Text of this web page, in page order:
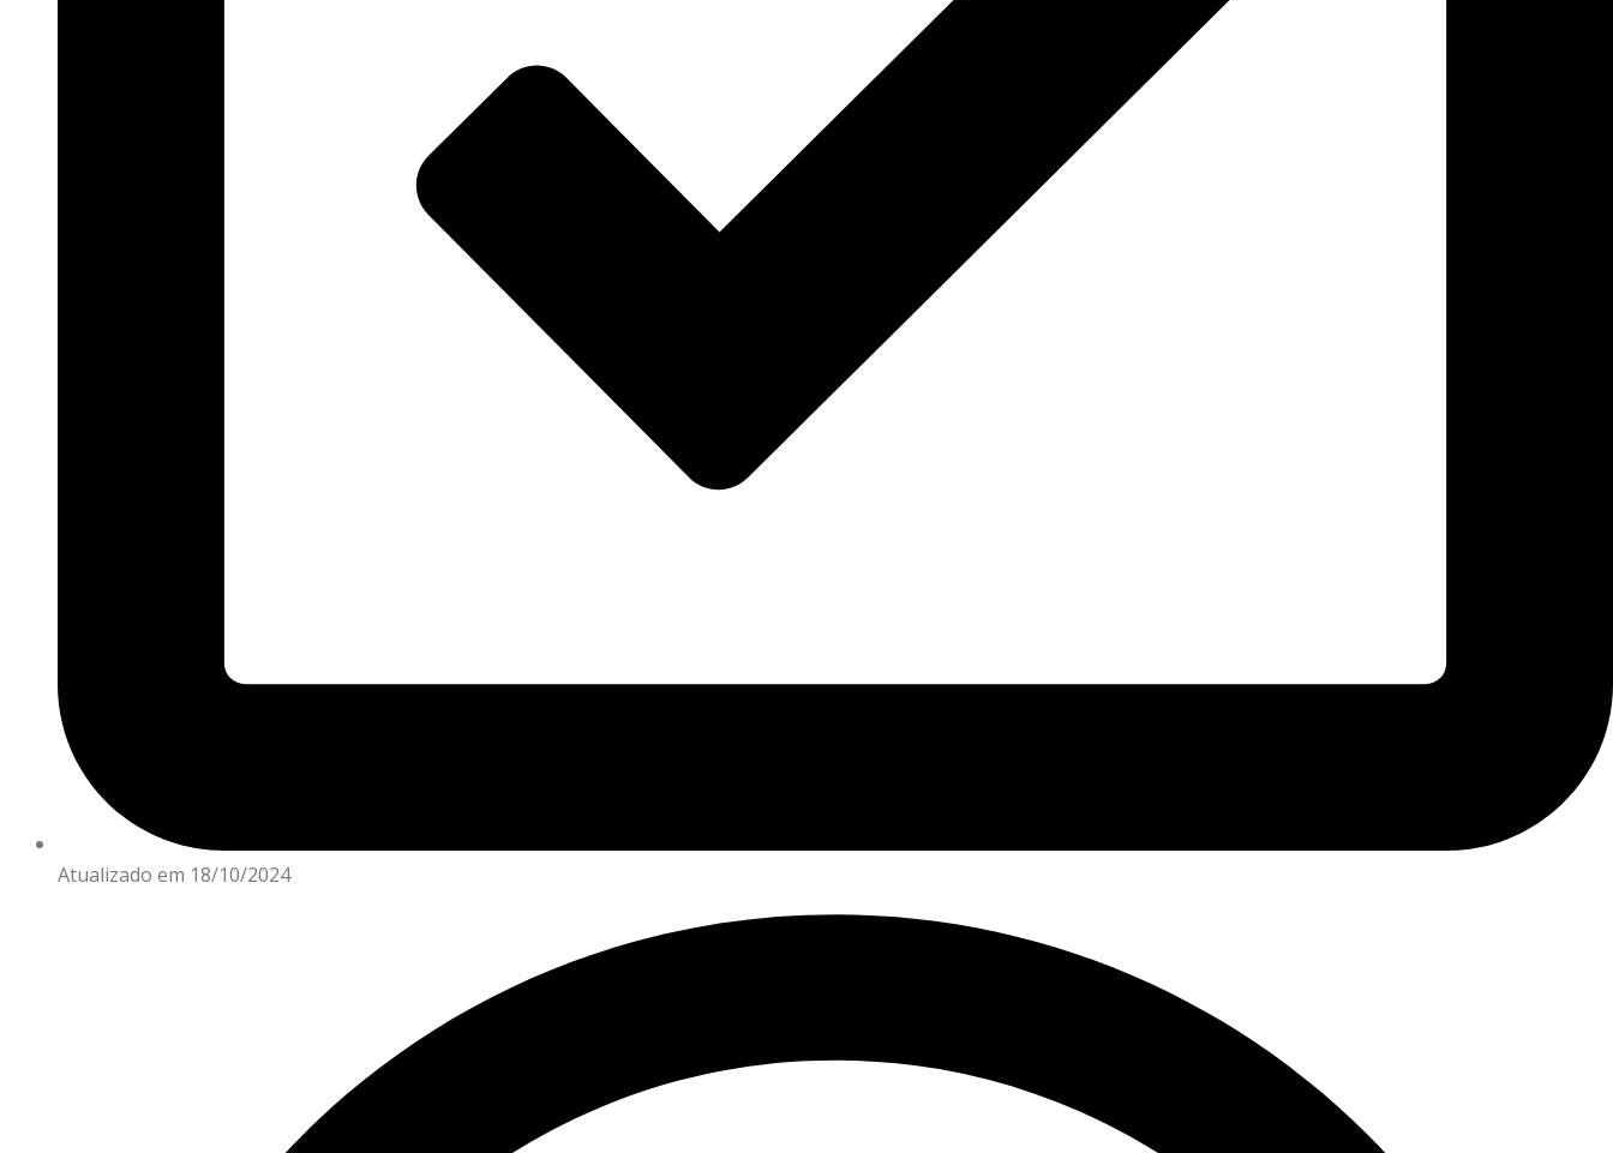
Atualizado em 18/10/2024